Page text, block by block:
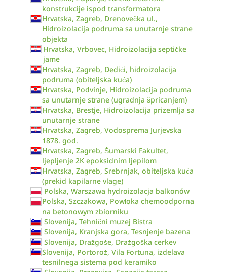
konstrukcije ispod transformatora
Hrvatska, Zagreb, Drenovečka ul.,
Hidroizolacija podruma sa unutarnje strane
objekta
Hrvatska, Vrbovec, Hidroizolacija septičke
jame
Hrvatska, Zagreb, Dedići, hidroizolacija
podruma (obiteljska kuća)
Hrvatska, Podvinje, Hidroizolacija podruma
sa unutarnje strane (ugradnja špricanjem)
Hrvatska, Brestje, Hidroizolacija prizemlja sa
unutarnje strane
Hrvatska, Zagreb, Vodosprema Jurjevska
1878. god.
Hrvatska, Zagreb, Šumarski Fakultet,
ljepljenje 2K epoksidnim ljepilom
Hrvatska, Zagreb, Srebrnjak, obiteljska kuća
(prekid kapilarne vlage)
Polska, Warszawa hydroizolacja balkonów
Polska, Szczakowa, Powłoka chemoodporna
na betonowym zbiorniku
Slovenija, Tehnični muzej Bistra
Slovenija, Kranjska gora, Tesnjenje bazena
Slovenija, Dražgoše, Dražgoška cerkev
Slovenija, Portorož, Vila Fortuna, izdelava
tesnilnega sistema pod keramiko